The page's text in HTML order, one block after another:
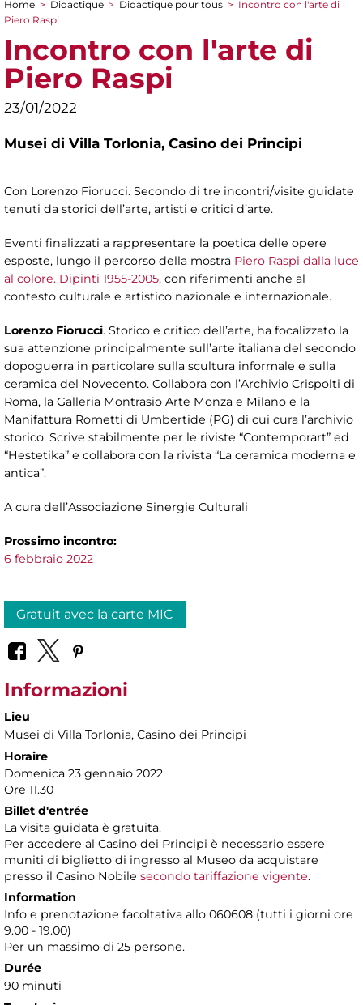
You are here
Home > Didactique > Didactique pour tous > Incontro con l'arte di
Piero Raspi
Incontro con l'arte di
Piero Raspi
23/01/2022
Musei di Villa Torlonia, Casino dei Principi
Con Lorenzo Fiorucci. Secondo di tre incontri/visite guidate
tenuti da storici dell’arte, artisti e critici d’arte.
Eventi finalizzati a rappresentare la poetica delle opere
esposte, lungo il percorso della mostra Piero Raspi dalla luce
al colore. Dipinti 1955-2005, con riferimenti anche al
contesto culturale e artistico nazionale e internazionale.
Lorenzo Fiorucci. Storico e critico dell’arte, ha focalizzato la
sua attenzione principalmente sull’arte italiana del secondo
dopoguerra in particolare sulla scultura informale e sulla
ceramica del Novecento. Collabora con l’Archivio Crispolti di
Roma, la Galleria Montrasio Arte Monza e Milano e la
Manifattura Rometti di Umbertide (PG) di cui cura l’archivio
storico. Scrive stabilmente per le riviste “Contemporart” ed
“Hestetika” e collabora con la rivista “La ceramica moderna e
antica”.
A cura dell’Associazione Sinergie Culturali
Prossimo incontro:
6 febbraio 2022
Gratuit avec la carte MIC
Informazioni
Lieu
Musei di Villa Torlonia, Casino dei Principi
Horaire
Domenica 23 gennaio 2022
Ore 11.30
Billet d'entrée
La visita guidata è gratuita.
Per accedere al Casino dei Principi è necessario essere
muniti di biglietto di ingresso al Museo da acquistare
presso il Casino Nobile secondo tariffazione vigente.
Information
Info e prenotazione facoltativa allo 060608 (tutti i giorni ore
9.00 - 19.00)
Per un massimo di 25 persone.
Durée
90 minuti